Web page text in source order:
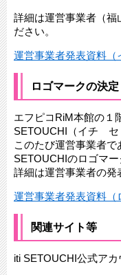
詳細は運営事業者（福
ださい。
運営事業者発表資料（
ロゴマークの決定
エフピコRiM本館の１
SETOUCHI（イチ セ
このたび運営事業者
SETOUCHIのロゴマー
詳細は運営事業者の発
運営事業者発表資料（
関連サイト等
iti SETOUCHI公式アカ